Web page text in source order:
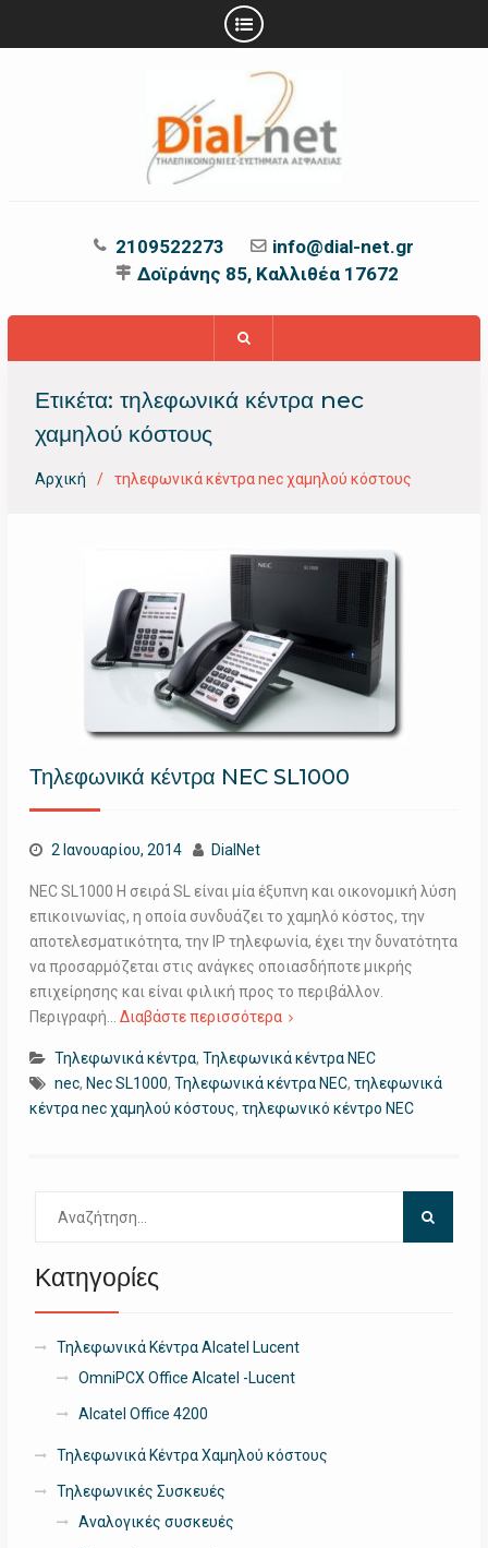
2109522273
info@dial-net.gr
Δοϊράνης 85, Καλλιθέα 17672
Ετικέτα: τηλεφωνικά κέντρα nec
χαμηλού κόστους
Αρχική τηλεφωνικά κέντρα nec χαμηλού κόστους
Τηλεφωνικά κέντρα NEC SL1000
2 Ιανουαρίου, 2014 DialNet
NEC SL1000 Η σειρά SL είναι μία έξυπνη και οικονομική λύση
επικοινωνίας, η οποία συνδυάζει το χαμηλό κόστος, την
αποτελεσματικότητα, την ΙΡ τηλεφωνία, έχει την δυνατότητα
να προσαρμόζεται στις ανάγκες οποιασδήποτε μικρής
επιχείρησης και είναι φιλική προς το περιβάλλον.
Περιγραφή… Διαβάστε περισσότερα
Τηλεφωνικά κέντρα, Τηλεφωνικά κέντρα NEC
nec, Nec SL1000, Τηλεφωνικά κέντρα NEC, τηλεφωνικά
κέντρα nec χαμηλού κόστους, τηλεφωνικό κέντρο NEC
για:
Κατηγορίες
Τηλεφωνικά Κέντρα Alcatel Lucent
OmniPCX Office Alcatel -Lucent
Alcatel Office 4200
Τηλεφωνικά Κέντρα Χαμηλού κόστους
Τηλεφωνικές Συσκευές
Αναλογικές συσκευές